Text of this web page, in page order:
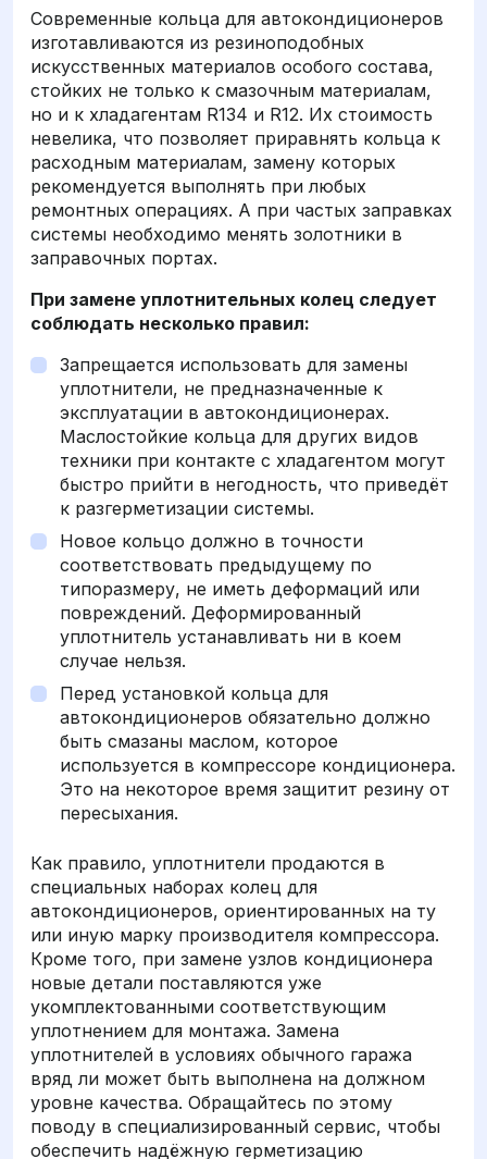
Современные кольца для автокондиционеров
изготавливаются из резиноподобных
искусственных материалов особого состава,
стойких не только к смазочным материалам,
но и к хладагентам R134 и R12. Их стоимость
невелика, что позволяет приравнять кольца к
расходным материалам, замену которых
рекомендуется выполнять при любых
ремонтных операциях. А при частых заправках
системы необходимо менять золотники в
заправочных портах.
При замене уплотнительных колец следует
соблюдать несколько правил:
Запрещается использовать для замены
уплотнители, не предназначенные к
эксплуатации в автокондиционерах.
Маслостойкие кольца для других видов
техники при контакте с хладагентом могут
быстро прийти в негодность, что приведёт
к разгерметизации системы.
Новое кольцо должно в точности
соответствовать предыдущему по
типоразмеру, не иметь деформаций или
повреждений. Деформированный
уплотнитель устанавливать ни в коем
случае нельзя.
Перед установкой кольца для
автокондиционеров обязательно должно
быть смазаны маслом, которое
используется в компрессоре кондиционера.
Это на некоторое время защитит резину от
пересыхания.
Как правило, уплотнители продаются в
специальных наборах колец для
автокондиционеров, ориентированных на ту
или иную марку производителя компрессора.
Кроме того, при замене узлов кондиционера
новые детали поставляются уже
укомплектованными соответствующим
уплотнением для монтажа. Замена
уплотнителей в условиях обычного гаража
вряд ли может быть выполнена на должном
уровне качества. Обращайтесь по этому
поводу в специализированный сервис, чтобы
обеспечить надёжную герметизацию